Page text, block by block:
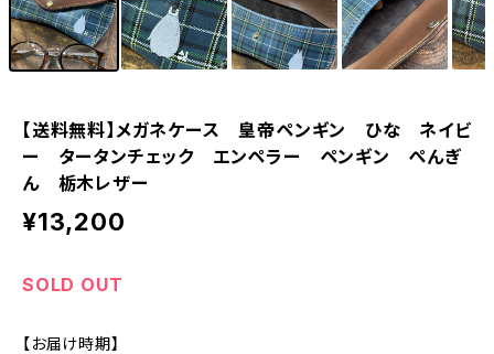
【送料無料】メガネケース 皇帝ペンギン ひな ネイビ
ー タータンチェック エンペラー ペンギン ぺんぎ
ん 栃木レザー
¥13,200
SOLD OUT
【お届け時期】